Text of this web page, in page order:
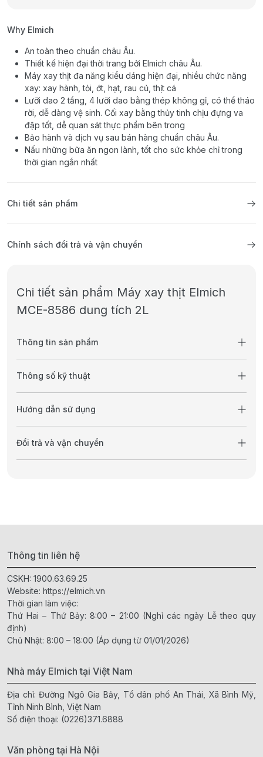
Why Elmich
An toàn theo chuẩn châu Âu.
Thiết kế hiện đại thời trang bởi Elmich châu Âu.
Máy xay thịt đa năng kiểu dáng hiện đại, nhiều chức năng
xay: xay hành, tỏi, ớt, hạt, rau củ, thịt cá
Lưỡi dao 2 tầng, 4 lưỡi dao bằng thép không gỉ, có thể tháo
rời, dễ dàng vệ sinh. Cối xay bằng thủy tinh chịu đựng va
đập tốt, dễ quan sát thực phẩm bên trong
Bảo hành và dịch vụ sau bán hàng chuẩn châu Âu.
Nấu những bữa ăn ngon lành, tốt cho sức khỏe chỉ trong
thời gian ngắn nhất
Chi tiết sản phẩm
Chính sách đổi trả và vận chuyển
Chi tiết sản phẩm Máy xay thịt Elmich
MCE-8586 dung tích 2L
Thông tin sản phẩm
Thông số kỹ thuật
Hướng dẫn sử dụng
Đổi trả và vận chuyển
Thông tin liên hệ
CSKH: 1900.63.69.25
Website: https://elmich.vn
Thời gian làm việc:
Thứ Hai – Thứ Bảy: 8:00 – 21:00 (Nghỉ các ngày Lễ theo quy
định)
Chủ Nhật: 8:00 – 18:00 (Áp dụng từ 01/01/2026)
Nhà máy Elmich tại Việt Nam
Địa chỉ: Đường Ngô Gia Bảy, Tổ dân phố An Thái, Xã Bình Mỹ,
Tỉnh Ninh Bình, Việt Nam
Số điện thoại: (0226)371.6888
Văn phòng tại Hà Nội